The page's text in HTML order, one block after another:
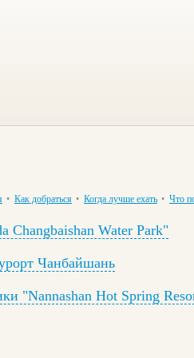
• Как добраться • Когда лучше ехать • Что
Changbaishan Water Park"
Чанбайшань
"Nannashan Hot Spring